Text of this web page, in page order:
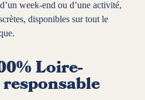
week-end ou d’une activité,
disponibles sur tout le
Loire-